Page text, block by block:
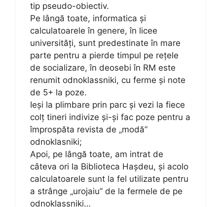
tip pseudo-obiectiv.
Pe lângă toate, informatica și
calculatoarele în genere, în licee
universități, sunt predestinate în mare
parte pentru a pierde timpul pe rețele
de socializare, în deosebi în RM este
renumit odnoklassniki, cu ferme și note
de 5+ la poze.
Ieși la plimbare prin parc și vezi la fiece
colț tineri indivize și-și fac poze pentru a
împrospăta revista de „modă”
odnoklasniki;
Apoi, pe lângă toate, am intrat de
câteva ori la Biblioteca Hașdeu, și acolo
calculatoarele sunt la fel utilizate pentru
a strânge „urojaiu” de la fermele de pe
odnoklassniki…